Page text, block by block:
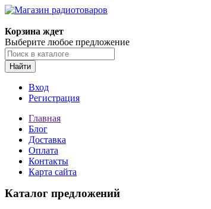
Корзина ждет
Выберите любое предложение
Найти
Вход
Регистрация
Главная
Блог
Доставка
Оплата
Контакты
Карта сайта
Каталог предложений